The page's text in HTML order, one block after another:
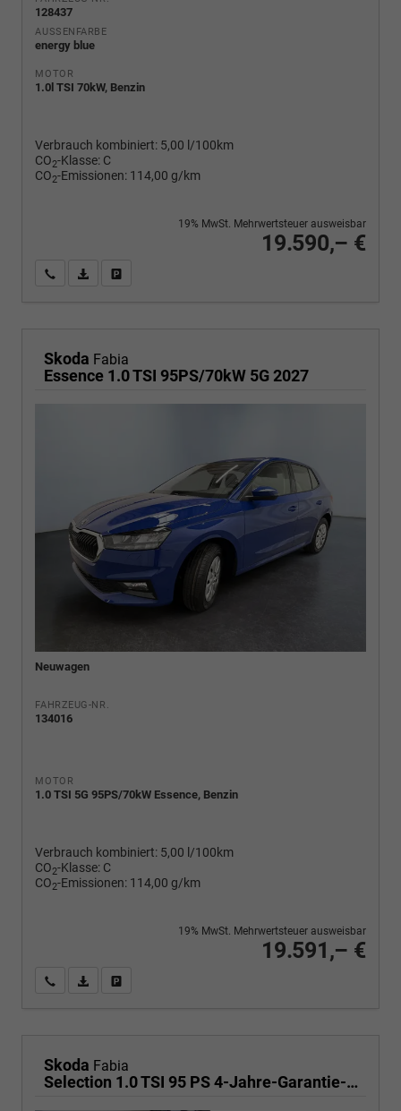
128437
AUSSENFARBE
energy blue
MOTOR
1.0l TSI 70kW, Benzin
Verbrauch kombiniert: 5,00 l/100km
CO2-Klasse: C
CO2-Emissionen: 114,00 g/km
19.590,– €
19% MwSt. Mehrwertsteuer ausweisbar
Wir rufen Sie anPDF-Fahrzeugexposé drucken
Skoda Fabia
Essence 1.0 TSI 95PS/70kW 5G 2027
Neuwagen
FAHRZEUG-NR.
134016
MOTOR
1.0 TSI 5G 95PS/70kW Essence, Benzin
Verbrauch kombiniert: 5,00 l/100km
CO2-Klasse: C
CO2-Emissionen: 114,00 g/km
19.591,– €
19% MwSt. Mehrwertsteuer ausweisbar
Wir rufen Sie anPDF-Fahrzeugexposé drucken
Skoda Fabia
Selection 1.0 TSI 95 PS 4-Jahre-Garantie-AppleCarPlay-AndroidAuto-LED-PDC-Sitzheizung-DAB-Klima